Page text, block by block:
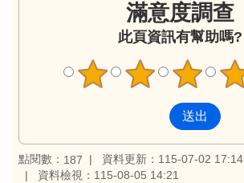
滿意度調查
此頁資訊有幫助嗎?
點閱數： 187
資料更新：115-07-02 17:14
資料檢視：115-08-05 14:21